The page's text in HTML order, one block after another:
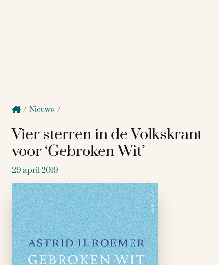
/ Nieuws /
Vier sterren in de Volkskrant
voor ‘Gebroken Wit’
29 april 2019